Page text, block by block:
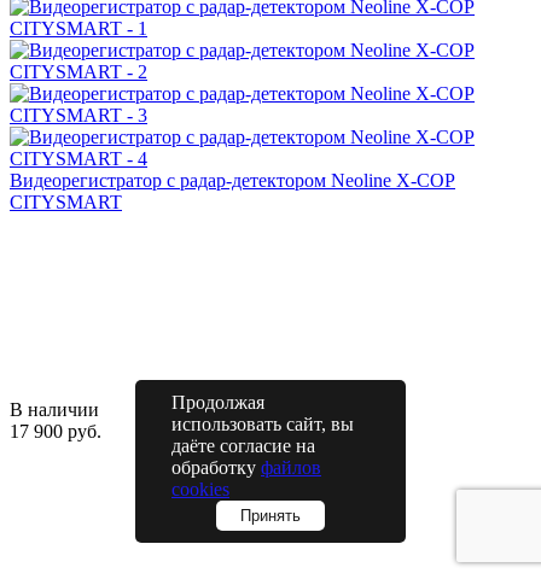
Видеорегистратор с радар-детектором Neoline X-COP
CITYSMART
В наличии
17 900 руб.
Продолжая
использовать сайт, вы
даёте согласие на
обработку файлов
cookies
Принять